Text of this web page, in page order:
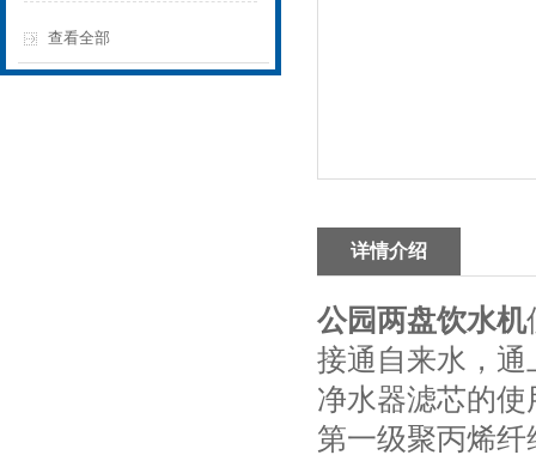
查看全部
详情介绍
公园两盘饮水机
接通自来水，通
净水器滤芯的
第一级聚丙烯纤